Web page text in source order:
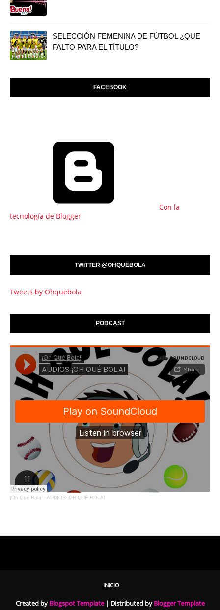
SELECCIÓN FEMENINA DE FÚTBOL ¿QUE
FALTO PARA EL TÍTULO?
FACEBOOK
Con la
tecnología de Blogger
TWITTER @OHQUEBOLA
Tweets by Ohquebola
PODCAST
¡Oh Qué Bola! · AUDIOS ¡OH QUÉ BOLA!
INICIO
Created by Blogspot Template| Distributed by Blogger Template